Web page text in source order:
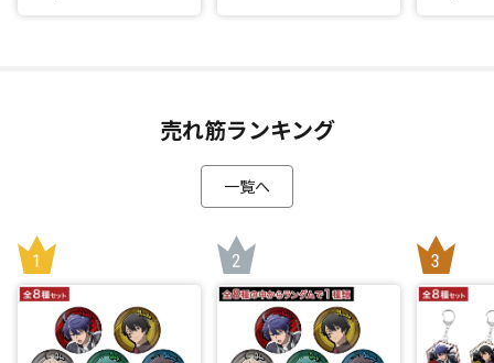
売れ筋ランキング
一覧へ